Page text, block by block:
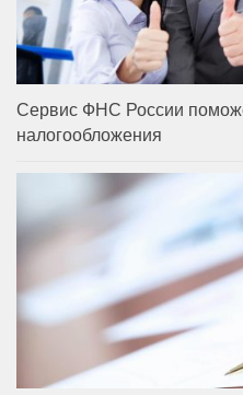
Сервис ФНС России
налогообложения